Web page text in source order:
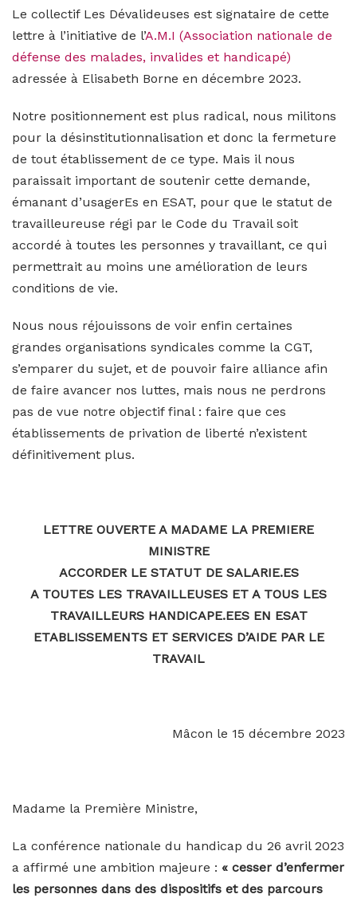
Le collectif Les Dévalideuses est signataire de cette
lettre à l’initiative de l’A.M.I (Association nationale de
défense des malades, invalides et handicapé)
adressée à Elisabeth Borne en décembre 2023.
Notre positionnement est plus radical, nous militons
pour la désinstitutionnalisation et donc la fermeture
de tout établissement de ce type. Mais il nous
paraissait important de soutenir cette demande,
émanant d’usagerEs en ESAT, pour que le statut de
travailleureuse régi par le Code du Travail soit
accordé à toutes les personnes y travaillant, ce qui
permettrait au moins une amélioration de leurs
conditions de vie.
Nous nous réjouissons de voir enfin certaines
grandes organisations syndicales comme la CGT,
s’emparer du sujet, et de pouvoir faire alliance afin
de faire avancer nos luttes, mais nous ne perdrons
pas de vue notre objectif final : faire que ces
établissements de privation de liberté n’existent
définitivement plus.
LETTRE OUVERTE A MADAME LA PREMIERE
MINISTRE
ACCORDER LE STATUT DE SALARIE.ES
A TOUTES LES TRAVAILLEUSES ET A TOUS LES
TRAVAILLEURS HANDICAPE.EES EN ESAT
ETABLISSEMENTS ET SERVICES D’AIDE PAR LE
TRAVAIL
Mâcon le 15 décembre 2023
Madame la Première Ministre,
La conférence nationale du handicap du 26 avril 2023
a affirmé une ambition majeure : « cesser d’enfermer
les personnes dans des dispositifs et des parcours